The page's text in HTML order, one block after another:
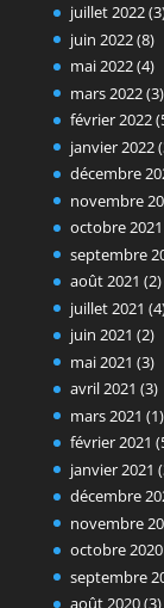
juillet 2022
juin 2022(8)
mai 2022(4)
mars 2022(3)
février 2022
janvier 2022
décembre
novembre
octobre 2021
septembre
août 2021 (2)
juillet 2021
juin 2021 (2)
mai 2021 (3)
avril 2021 (3)
mars 2021 (1)
février 2021
janvier 2021
décembre
novembre
octobre 2020
septembre
août 2020(3)